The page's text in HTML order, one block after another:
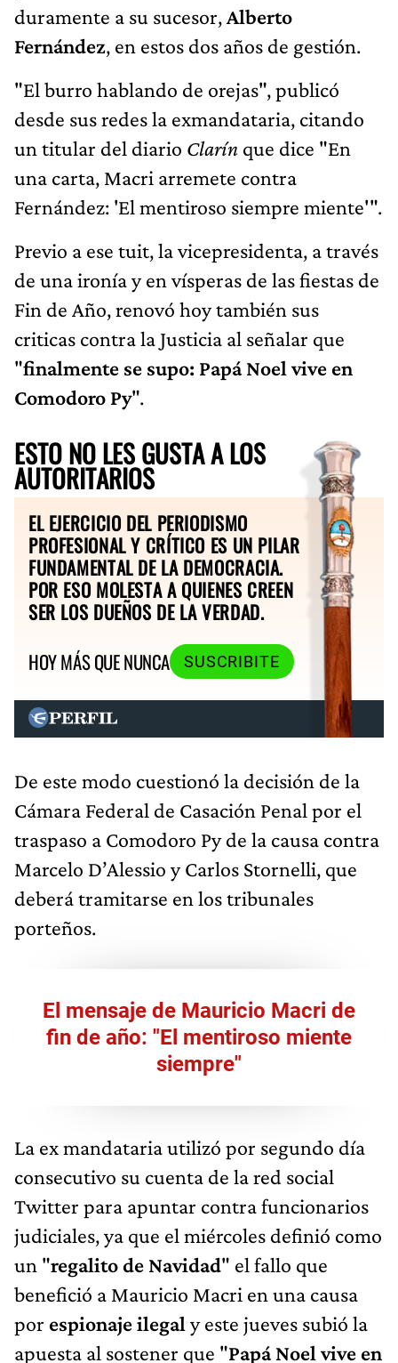
duramente a su sucesor,Alberto
Fernández, en estos dos años de gestión.
"El burro hablando de orejas", publicó
desde sus redes la exmandataria, citando
un titular del diario Clarín que dice "En
una carta, Macri arremete contra
Fernández: 'El mentiroso siempre miente'".
Previo a ese tuit, la vicepresidenta, a través
de una ironía y en vísperas de las fiestas de
Fin de Año, renovó hoy también sus
criticas contra la Justicia al señalar que
"finalmente se supo: Papá Noel vive en
Comodoro Py".
ESTO NO LES GUSTA A LOS
AUTORITARIOS
EL EJERCICIO DEL PERIODISMO
PROFESIONAL Y CRÍTICO ES UN PILAR
FUNDAMENTAL DE LA DEMOCRACIA.
POR ESO MOLESTA A QUIENES CREEN
SER LOS DUEÑOS DE LA VERDAD.
HOY MÁS QUE NUNCA
SUSCRIBITE
De este modo cuestionó la decisión de la
Cámara Federal de Casación Penal por el
traspaso a Comodoro Py de la causa contra
Marcelo D’Alessio y Carlos Stornelli, que
deberá tramitarse en los tribunales
porteños.
El mensaje de Mauricio Macri de
fin de año: "El mentiroso miente
siempre"
La ex mandataria utilizó por segundo día
consecutivo su cuenta de la red social
Twitter para apuntar contra funcionarios
judiciales, ya que el miércoles definió como
un "regalito de Navidad" el fallo que
benefició a Mauricio Macri en una causa
por espionaje ilegal y este jueves subió la
apuesta al sostener que "Papá Noel vive en